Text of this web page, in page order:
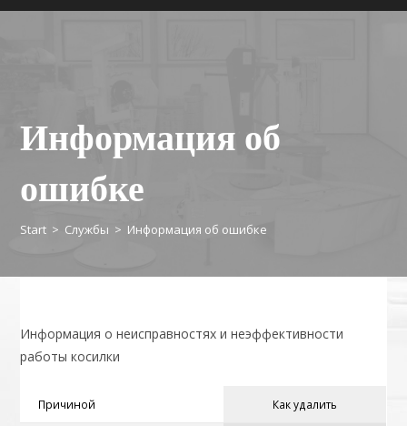
Информация об
ошибке
Start > Службы > Информация об ошибке
Информация о неисправностях и неэффективности
работы косилки
Причиной Как удалить